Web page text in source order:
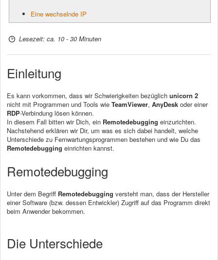
Eine wechselnde IP
Lesezeit: ca. 10 - 30 Minuten
Einleitung
Es kann vorkommen, dass wir Schwierigkeiten bezüglich unicorn 2
nicht mit Programmen und Tools wie TeamViewer, AnyDesk oder einer
RDP-Verbindung lösen können.
In diesem Fall bitten wir Dich, ein Remotedebugging einzurichten.
Nachstehend erklären wir Dir, um was es sich dabei handelt, welche
Unterschiede zu Fernwartungsprogrammen bestehen und wie Du das
Remotedebugging einrichten kannst.
Remotedebugging
Unter dem Begriff Remotedebugging versteht man, dass der Hersteller
einer Software (bzw. dessen Entwickler) Zugriff auf das Programm direkt
beim Anwender bekommen.
Die Unterschiede